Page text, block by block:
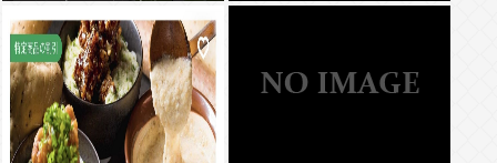
が…これずっと続く感じ？